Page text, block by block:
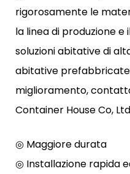
rigorosamente le
la linea di produzione
soluzioni abitative di
abitative
miglioramento,
Container House Co,
◎ Maggiore durata
◎ Installazione rapida